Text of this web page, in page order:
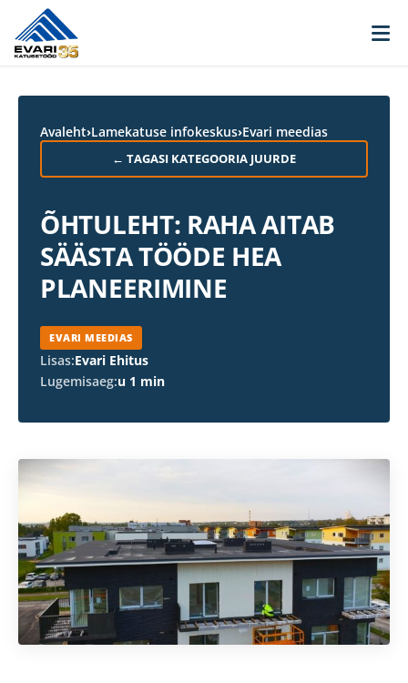
Skip to content
Avaleht›Lamekatuse infokeskus›Evari meedias
← TAGASI KATEGOORIA JUURDE
ÕHTULEHT: RAHA AITAB
SÄÄSTA TÖÖDE HEA
PLANEERIMINE
EVARI MEEDIAS
Lisas:Evari Ehitus
Lugemisaeg:u 1 min